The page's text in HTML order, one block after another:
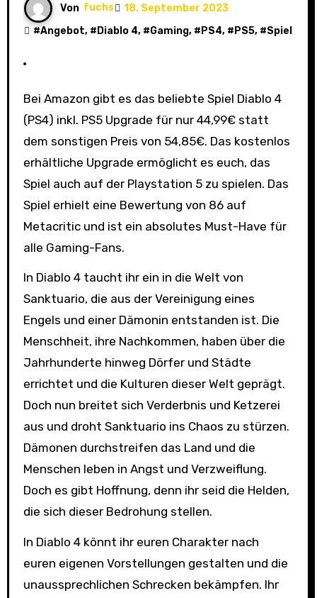
Von fuchs
18. September 2023
#Angebot, # Diablo 4, #Gaming, # PS4, # PS5, #Spiel
Bei Amazon gibt es das beliebte Spiel Diablo 4
(PS4) inkl. PS5 Upgrade für nur 44,99€ statt
dem sonstigen Preis von 54,85€. Das kostenlos
erhältliche Upgrade ermöglicht es euch, das
Spiel auch auf der Playstation 5 zu spielen. Das
Spiel erhielt eine Bewertung von 86 auf
Metacritic und ist ein absolutes Must-Have für
alle Gaming-Fans.
In Diablo 4 taucht ihr ein in die Welt von
Sanktuario, die aus der Vereinigung eines
Engels und einer Dämonin entstanden ist. Die
Menschheit, ihre Nachkommen, haben über die
Jahrhunderte hinweg Dörfer und Städte
errichtet und die Kulturen dieser Welt geprägt.
Doch nun breitet sich Verderbnis und Ketzerei
aus und droht Sanktuario ins Chaos zu stürzen.
Dämonen durchstreifen das Land und die
Menschen leben in Angst und Verzweiflung.
Doch es gibt Hoffnung, denn ihr seid die Helden,
die sich dieser Bedrohung stellen.
In Diablo 4 könnt ihr euren Charakter nach
euren eigenen Vorstellungen gestalten und die
unaussprechlichen Schrecken bekämpfen. Ihr